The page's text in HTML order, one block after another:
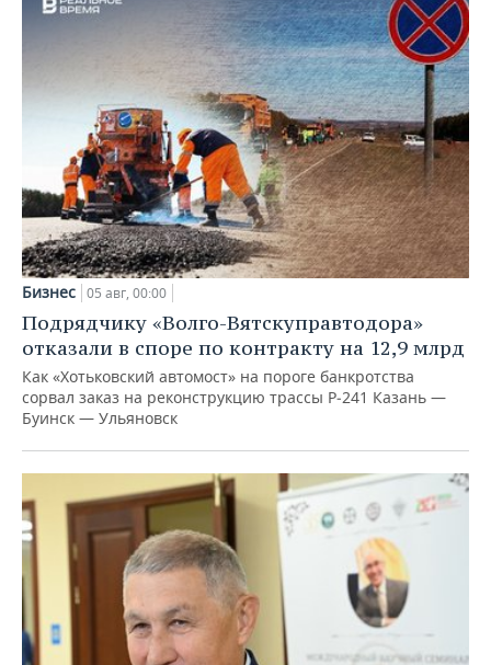
Бизнес 05 авг, 00:00
Подрядчику «Волго-Вятскуправтодора»
отказали в споре по контракту на 12,9 млрд
Как «Хотьковский автомост» на пороге банкротства
сорвал заказ на реконструкцию трассы Р‑241 Казань —
Буинск — Ульяновск